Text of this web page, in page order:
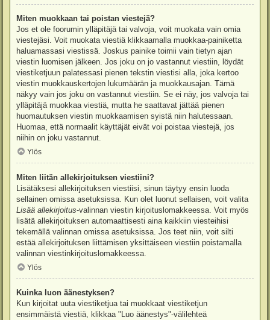
Miten muokkaan tai poistan viestejä?
Jos et ole foorumin ylläpitäjä tai valvoja, voit muokata vain omia
viestejäsi. Voit muokata viestiä klikkaamalla muokkaa-painiketta
haluamassasi viestissä. Joskus painike toimii vain tietyn ajan
viestin luomisen jälkeen. Jos joku on jo vastannut viestiin, löydät
viestiketjuun palatessasi pienen tekstin viestisi alla, joka kertoo
viestin muokkauskertojen lukumäärän ja muokkausajan. Tämä
näkyy vain jos joku on vastannut viestiin. Se ei näy, jos valvoja tai
ylläpitäjä muokkaa viestiä, mutta he saattavat jättää pienen
huomautuksen viestin muokkaamisen syistä niin halutessaan.
Huomaa, että normaalit käyttäjät eivät voi poistaa viestejä, jos
niihin on joku vastannut.
Ylös
Miten liitän allekirjoituksen viestiini?
Lisätäksesi allekirjoituksen viestiisi, sinun täytyy ensin luoda
sellainen omissa asetuksissa. Kun olet luonut sellaisen, voit valita
Lisää allekirjoitus-valinnan viestin kirjoituslomakkeessa. Voit myös
lisätä allekirjoituksen automaattisesti aina kaikkiin viesteihisi
tekemällä valinnan omissa asetuksissa. Jos teet niin, voit silti
estää allekirjoituksen liittämisen yksittäiseen viestiin poistamalla
valinnan viestinkirjoituslomakkeessa.
Ylös
Kuinka luon äänestyksen?
Kun kirjoitat uuta viestiketjua tai muokkaat viestiketjun
ensimmäistä viestiä, klikkaa "Luo äänestys"-välilehteä